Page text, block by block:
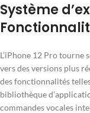
Système
L’iPhone 12 Pro tourne
vers des versions plus
des fonctionnalités
bibliothèque
commandes vocales